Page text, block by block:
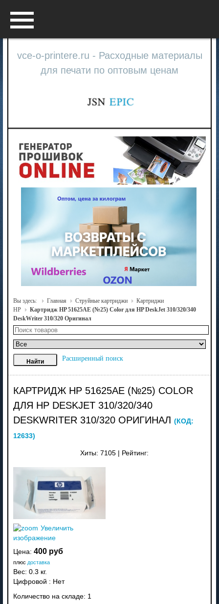
vce-o-printere.ru - Расходные материалы
для печати по оптовым ценам
Вы здесь: Главная Струйные картриджи
Картриджи
HP
Картридж HP 51625AE (№25) Color для HP DeskJet 310/320/340
DeskWriter 310/320 Оригинал
Расширенный поиск
КАРТРИДЖ HP 51625AE (№25) COLOR
ДЛЯ HP DESKJET 310/320/340
DESKWRITER 310/320 ОРИГИНАЛ (КОД:
12633)
Хиты: 7105 Рейтинг:
Увеличить
изображение
Цена: 400 руб
плюс доставка
Вес: 0.3 кг.
Цифровой : Нет
Количество на складе: 1